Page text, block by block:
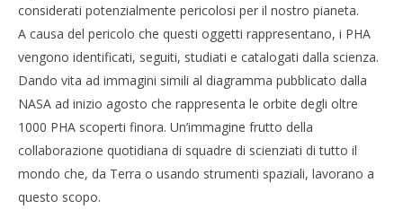
NOW VIEWING
Asteroidi da tener d’occhio
27/08/2013
considerati potenzialmente pericolosi per il nostro pianeta.
A causa del pericolo che questi oggetti rappresentano, i PHA
vengono identificati, seguiti, studiati e catalogati dalla scienza.
Dando vita ad immagini simili al diagramma pubblicato dalla
NASA ad inizio agosto che rappresenta le orbite degli oltre
1000 PHA scoperti finora. Un’immagine frutto della
collaborazione quotidiana di squadre di scienziati di tutto il
mondo che, da Terra o usando strumenti spaziali, lavorano a
questo scopo.